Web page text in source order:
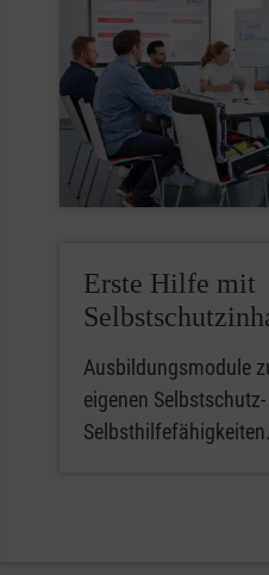
Erste Hilfe mit
Ausbildungsmodule
eigenen
Selbsthilfefähigkeiten.